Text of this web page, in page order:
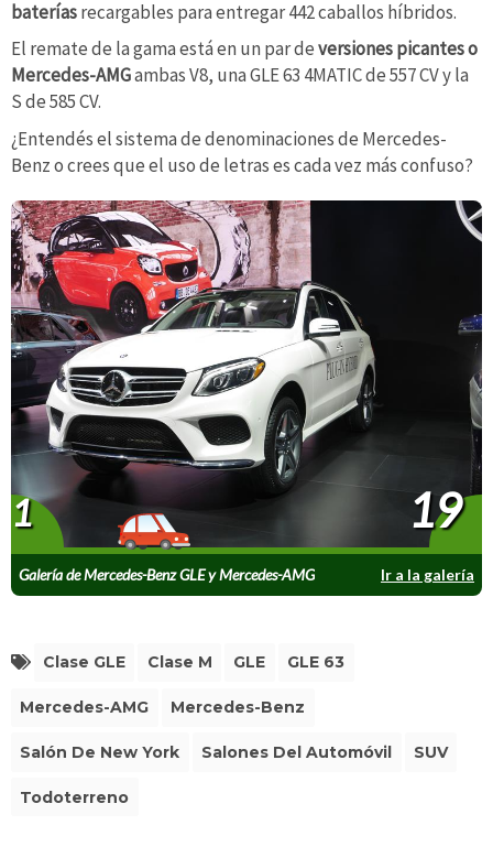
bateríasrecargables para entregar 442 caballos híbridos.
El remate de la gama está en un par deversiones picantes o
Mercedes-AMGambas V8, una GLE 63 4MATIC de 557 CV y la
S de 585 CV.
¿Entendés el sistema de denominaciones de Mercedes-
Benz o crees que el uso de letras es cada vez más confuso?
Galería de Mercedes-Benz GLE y Mercedes-AMG
GLE 63
Ir a la galería
1 19
Clase GLE Clase M GLE GLE 63
Mercedes-AMG Mercedes-Benz
Salón De New York Salones Del Automóvil SUV
Todoterreno